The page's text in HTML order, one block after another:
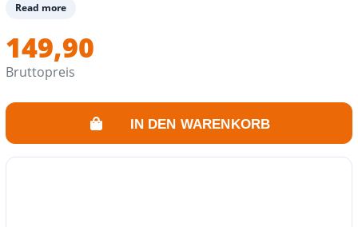
Gestell aus rostfreiem Stahl, Griff aus verchromtem Stahl.
Im geöffneten Zustand schützt sie Ihre Plancha vor möglichen
Spritzern.
Im geschlossenen Zustand schützt sie Ihre Plancha dank ihrer
Read more
149,90
Bruttopreis
IN DEN WARENKORB